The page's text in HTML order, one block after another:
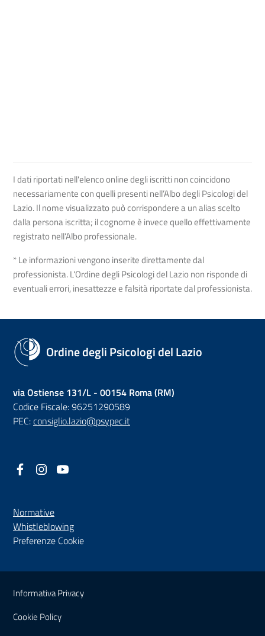
I dati riportati nell'elenco online degli iscritti non coincidono
necessariamente con quelli presenti nell’Albo degli Psicologi del
Lazio. Il nome visualizzato può corrispondere a un alias scelto
dalla persona iscritta; il cognome è invece quello effettivamente
registrato nell’Albo professionale.
* Le informazioni vengono inserite direttamente dal
professionista. L'Ordine degli Psicologi del Lazio non risponde di
eventuali errori, inesattezze e falsità riportate dal professionista.
Ordine degli Psicologi del Lazio
via Ostiense 131/L - 00154 Roma (RM)
Codice Fiscale: 96251290589
PEC:consiglio.lazio@psypec.it
Facebook
(nuova scheda - new tab)
Instagram
(nuova scheda - new tab)
Normative
Whistleblowing(nuova scheda - new tab)
Preferenze Cookie
Sezione Link Utili
Informativa Privacy
Cookie Policy